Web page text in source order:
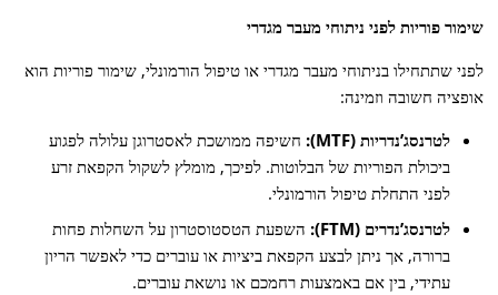
תהליך פונדקאות היברידי
רפואת פיריון למטופלים בינלאומיים
נסיעות למטופלים בינלאומיים
שימור פוריות לפני ניתוחי מעבר מגדרי
לפני שתתחילו בניתוחי מעבר מגדרי או טיפול הורמונלי, שימור פוריות הוא
אופציה חשובה וזמינה:
לטרנסג’נדריות (MTF):
חשיפה ממושכת לאסטרוגן עלולה לפגוע
ביכולת הפוריות של הבלוטות. לפיכך, מומלץ לשקול הקפאת זרע
לפני התחלת טיפול הורמונלי.
לטרנסג’נדרים (FTM
): השפעת הטסטוסטרון על השחלות פחות
ברורה, אך ניתן לבצע הקפאת ביציות או עוברים כדי לאפשר הריון
עתידי, בין אם באמצעות רחמכם או נושאת עוברים.